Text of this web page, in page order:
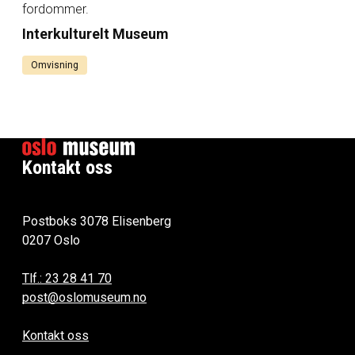
fordommer.
Interkulturelt Museum
Omvisning
Kontakt oss
Postboks 3078 Elisenberg
0207 Oslo
Tlf.: 23 28 41 70
post@oslomuseum.no
Kontakt oss